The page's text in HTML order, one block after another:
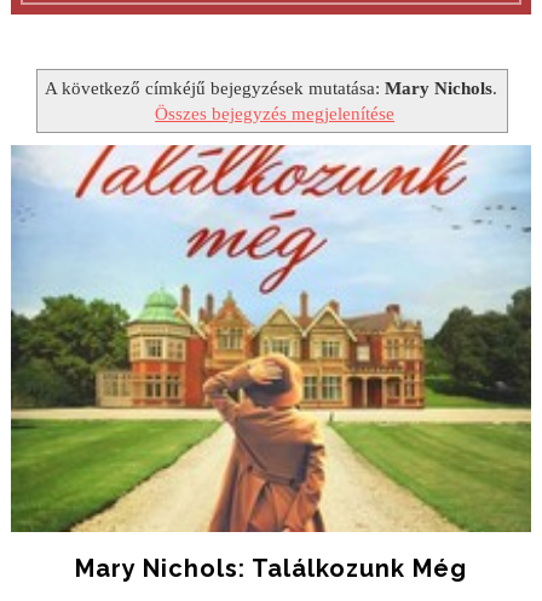
A következő címkéjű bejegyzések mutatása: Mary Nichols.
Összes bejegyzés megjelenítése
Mary Nichols: Találkozunk Még